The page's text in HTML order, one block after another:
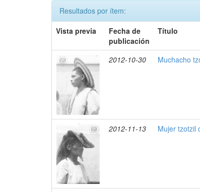
Resultados por ítem:
Vista previa
Fecha de
publicación
Título
2012-10-30 Muchacho
2012-11-13 Mujer tzotzil